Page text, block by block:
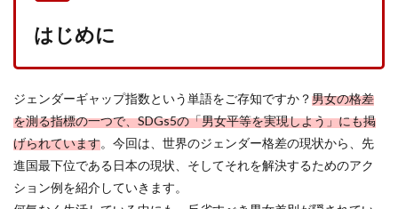
はじめに
ジェンダーギャップ指数という単語をご存知ですか？男女の格差
を測る指標の一つで、SDGs5の「男女平等を実現しよう」にも掲
げられています。今回は、世界のジェンダー格差の現状から、先
進国最下位である日本の現状、そしてそれを解決するためのアク
ション例を紹介していきます。